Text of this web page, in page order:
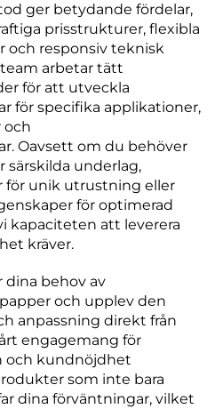
ger betydande fördelar,
prisstrukturer, flexibla
och responsiv teknisk
arbetar tätt
för att utveckla
för specifika applikationer,
och
Oavsett om du behöver
särskilda underlag,
för unik utrustning eller
för optimerad
kapaciteten att leverera
kräver.
dina behov av
och upplev den
anpassning direkt från
engagemang för
och kundnöjdhet
som inte bara
dina förväntningar, vilket